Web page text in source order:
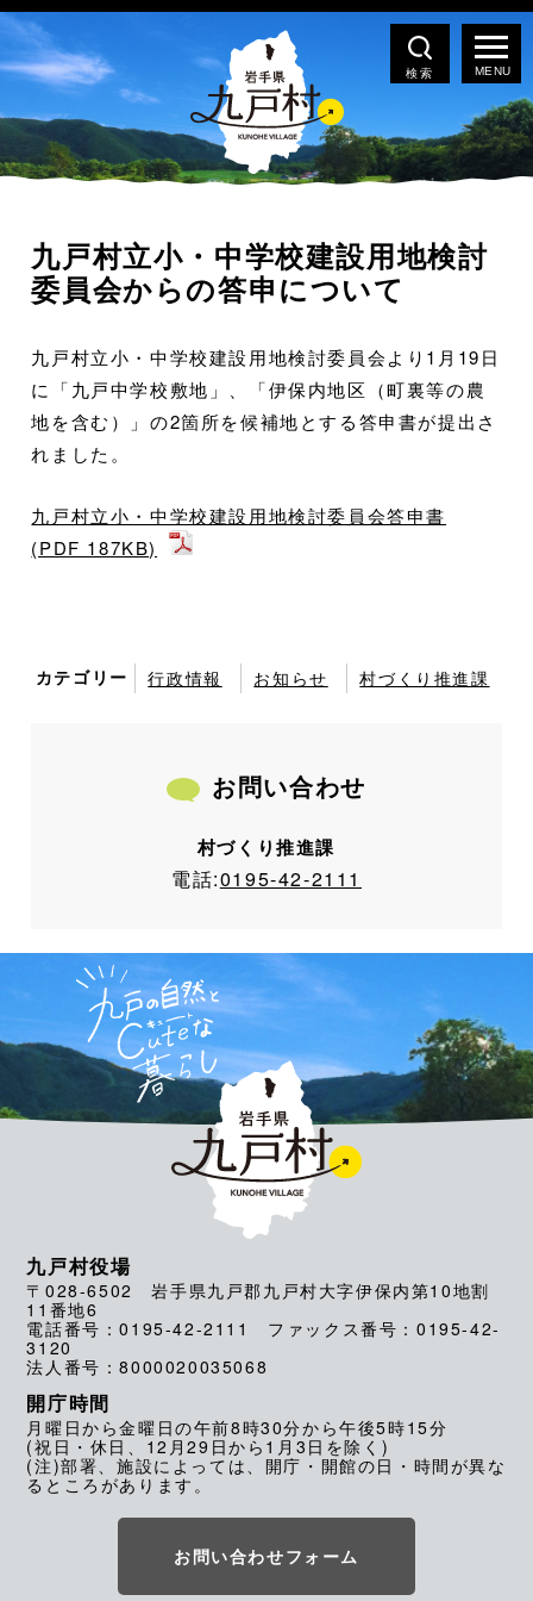
検索
九戸村立小・中学校建設用地検討
委員会からの答申について
九戸村立小・中学校建設用地検討委員会より1月19日
に「九戸中学校敷地」、「伊保内地区（町裏等の農
地を含む）」の2箇所を候補地とする答申書が提出さ
れました。
九戸村立小・中学校建設用地検討委員会答申書
(PDF 187KB)
カテゴリー 行政情報 お知らせ 村づくり推進課
お問い合わせ
村づくり推進課
電話:0195-42-2111
九戸村役場
〒028-6502 岩手県九戸郡九戸村大字伊保内第10地割
11番地6
電話番号：0195-42-2111 ファックス番号：0195-42-
3120
法人番号：8000020035068
開庁時間
月曜日から金曜日の午前8時30分から午後5時15分
(祝日・休日、12月29日から1月3日を除く)
(注)部署、施設によっては、開庁・開館の日・時間が異な
るところがあります。
お問い合わせフォーム